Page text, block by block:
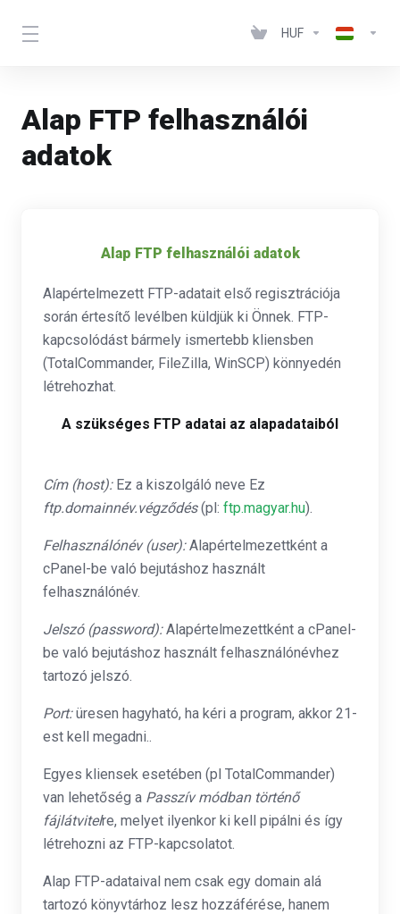
HUF
Alap FTP felhasználói
adatok
Alap FTP felhasználói adatok
Alapértelmezett FTP-adatait első regisztrációja
során értesítő levélben küldjük ki Önnek. FTP-
kapcsolódást bármely ismertebb kliensben
(TotalCommander, FileZilla, WinSCP) könnyedén
létrehozhat.
A szükséges FTP adatai az alapadataiból
Cím (host):Ez a kiszolgáló neve Ez
ftp.domainnév.végződés(pl: ftp.magyar.hu).
Felhasználónév (user):Alapértelmezettként a
cPanel-be való bejutáshoz használt
felhasználónév.
Jelszó (password):Alapértelmezettként a cPanel-
be való bejutáshoz használt felhasználónévhez
tartozó jelszó.
Port:üresen hagyható, ha kéri a program, akkor 21-
est kell megadni..
Egyes kliensek esetében (pl TotalCommander)
van lehetőség a Passzív módban történő
fájlátvitelre, melyet ilyenkor ki kell pipálni és így
létrehozni az FTP-kapcsolatot.
Alap FTP-adataival nem csak egy domain alá
tartozó könyvtárhoz lesz hozzáférése, hanem